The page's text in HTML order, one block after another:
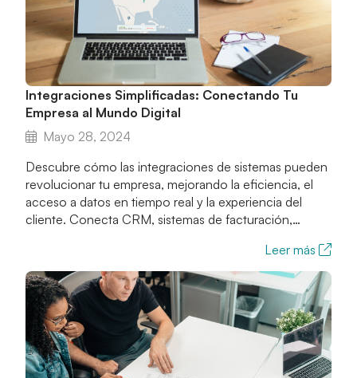
Integraciones Simplificadas: Conectando Tu
Empresa al Mundo Digital
Mayo 28, 2024
Descubre cómo las integraciones de sistemas pueden
revolucionar tu empresa, mejorando la eficiencia, el
acceso a datos en tiempo real y la experiencia del
cliente. Conecta CRM, sistemas de facturación,
Leer más